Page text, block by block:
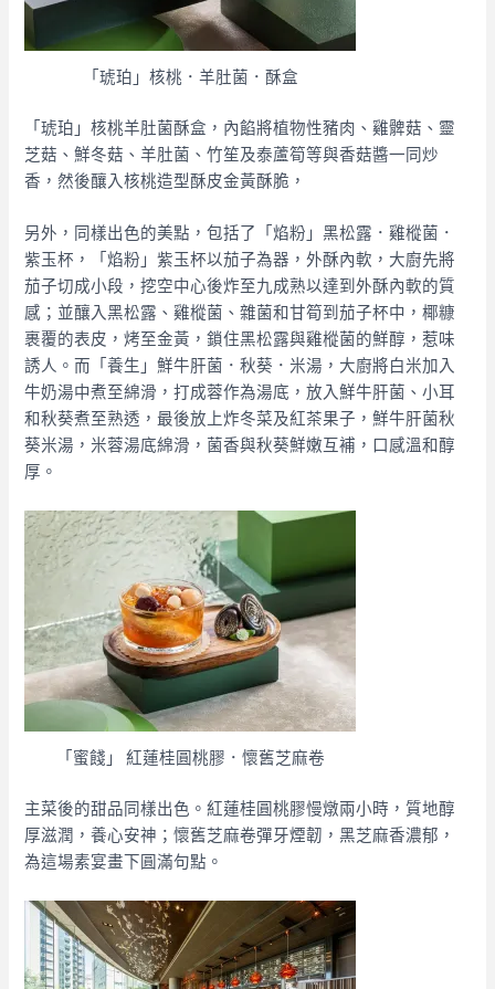
「琥珀」核桃．羊肚菌．酥盒
「琥珀」核桃羊肚菌酥盒，內餡將植物性豬肉、雞髀菇、靈
芝菇、鮮冬菇、羊肚菌、竹笙及泰蘆筍等與香菇醬一同炒
香，然後釀入核桃造型酥皮金黃酥脆，
另外，同樣出色的美點，包括了
「焰粉」黑松露．雞樅菌．
紫玉杯，
「焰粉」紫玉杯以茄子為器，外酥內軟，大廚先將
茄子切成小段，挖空中心後炸至九成熟以達到外酥內軟的質
感；並釀入黑松露、雞樅菌、雜菌和甘筍到茄子杯中，椰糠
裹覆的表皮，烤至金黃，鎖住黑松露與雞樅菌的鮮醇，惹味
誘人。而 「養生」鮮牛肝菌．秋葵．米湯， 大廚將白米加入
牛奶湯中煮至綿滑，打成蓉作為湯底，放入鮮牛肝菌、小耳
和秋葵煮至熟透，最後放上炸冬菜及紅茶果子，鮮牛肝菌秋
葵米湯，米蓉湯底綿滑，菌香與秋葵鮮嫩互補，口感溫和醇
厚。
「蜜餞」 紅蓮桂圓桃膠．懷舊芝麻卷
主菜後的甜品同樣出色。紅蓮桂圓桃膠慢燉兩小時，質地醇
厚滋潤，養心安神；懷舊芝麻卷彈牙煙韌，黑芝麻香濃郁，
為這場素宴畫下圓滿句點。